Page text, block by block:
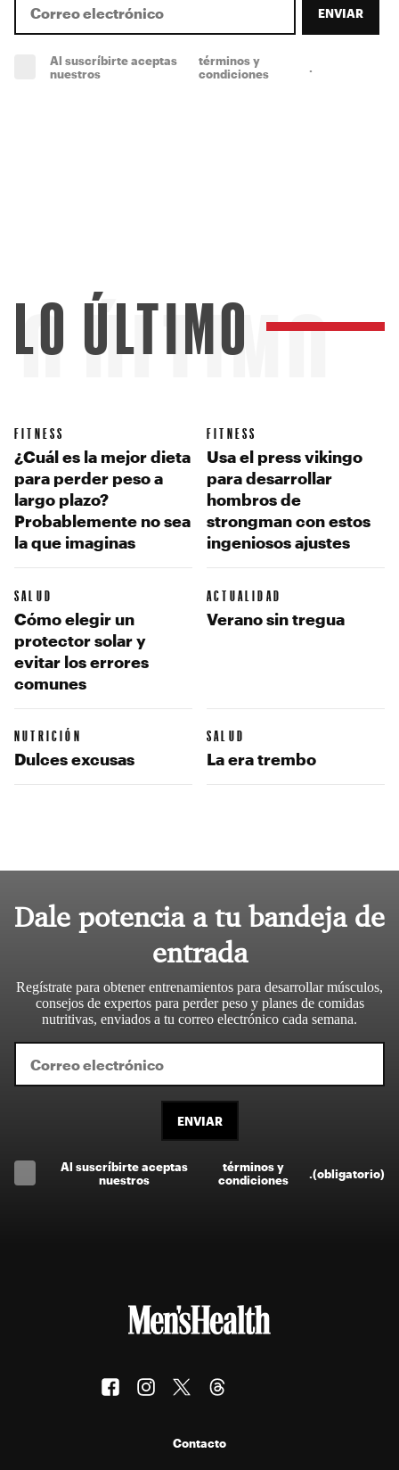
ENVIAR
Al suscríbirte aceptas
nuestros
términos y
condiciones
ÚLTIMO
LO ÚLTIMO
FITNESS
¿Cuál es la mejor dieta
para perder peso a
largo plazo?
Probablemente no sea
la que imaginas
FITNESS
Usa el press vikingo
para desarrollar
hombros de
strongman con estos
ingeniosos ajustes
SALUD
Cómo elegir un
protector solar y
evitar los errores
comunes
ACTUALIDAD
Verano sin tregua
NUTRICIÓN
Dulces excusas
SALUD
La era trembo
Dale potencia a tu bandeja de
entrada
Regístrate para obtener entrenamientos para desarrollar músculos,
consejos de expertos para perder peso y planes de comidas
nutritivas, enviados a tu correo electrónico cada semana.
ENVIAR
Al suscríbirte aceptas
nuestros
términos y
condiciones
(obligatorio)
Contacto